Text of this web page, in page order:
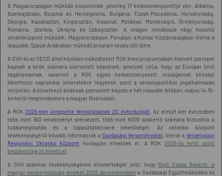
A Magyarországon működő központnak jelenleg 17 kedvezményezettje van: Albánia,
Azerbajdzsán, Bosznia és Hercegovina, Bulgária, Észak-Macedónia, Horvátország,
Georgia, Kazahsztán, Kirgizisztán, Koszovó, Moldova, Montenegró, Örményország,
Románia, Szerbia, Ukrajna és Üzbegisztán. A világon mindössze négy hasonló
oktatóközpont működik: Magyarországon, Peruban, a Koreai Köztársaságban illetve a
legújabb, Szaúd-Arábiában működő program tavaly jött létre.
A GVH és az OECD által közösen működtetett ROK éves programjában kiemelt szerepet
kapnak a bírák számára szervezett képzések, amelyek célja, hogy az Európai Unió
tagállamainak, valamint a ROK egyes kedvezményezett országainak bírósági
ítélethozói naprakész ismeretekre tegyenek szert a versenypolitikai jogalkalmazás
területén. A következő bíráknak szervezett képzés e hét második felében, május 14-15-
én kerül megrendezésre a magyar fővárosban.
A ROK 2025-ben ünnepelte fennállásának 20. évfordulóját . Az elmúlt két évtizedben
több mint 160 rendezvényt szervezett, több mint 6000 szakértő számára biztosítva a
tudásmegosztás és a tapasztalatcsere lehetőségét. Az oktatási központ
tevékenységéről bővebb információk a Gazdasági Versenyhivatal, illetve a Versenyügyi
Regionális Oktatási Központ honlapján érhetőek el. A ROK 2025-ös évről szóló
beszámolója itt érhető el
A GVH szakmai tevékenységének elismertségét jelzi, hogy Rigó Csaba Balázst, a
magyar versenyhatóság elnökét 2025 decemberében a Gazdasági Együttműködési és